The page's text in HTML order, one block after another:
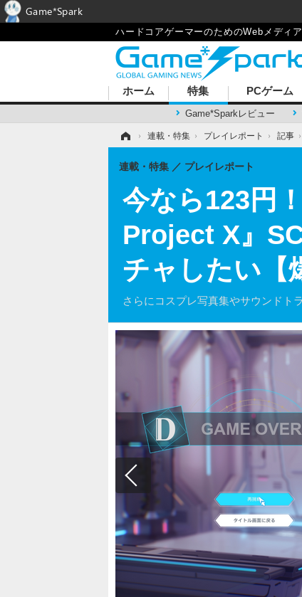
ハードコアゲーマーのためのWebメディア
ホーム 特集
Game*Sparkレビュー
PCゲーム
› 連載・特集 › プレイレポート › 記事 ›
今なら123円
Project X』
チャしたい【
さらにコスプレ写真集やサウンドト
連載・特集 プレイレポート
Game*Spark